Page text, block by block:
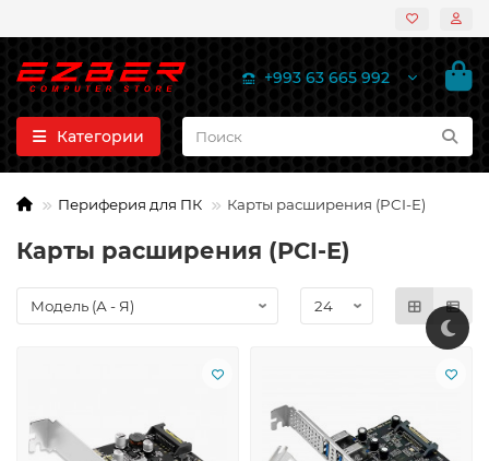
+993 63 665 992
Категории
Периферия для ПК Карты расширения (PCI-E)
Карты расширения (PCI-E)